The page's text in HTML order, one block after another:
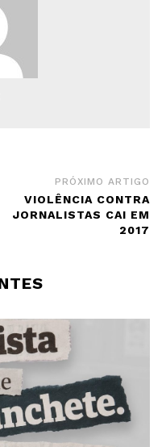
PRÓXIMO ARTIGO
VIOLÊNCIA CONTRA
JORNALISTAS CAI EM
2017